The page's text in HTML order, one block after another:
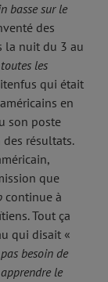
basse sur le
des
la nuit du 3 au
les
qui était
en
son poste
des résultats.
que
continue à
Tout ça
qui disait «
besoin de
le